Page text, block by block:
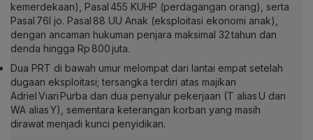
kemerdekaan), Pasal 455 KUHP (perdagangan orang), serta
Pasal 76I jo. Pasal 88 UU Anak (eksploitasi ekonomi anak),
dengan ancaman hukuman penjara maksimal 32 tahun dan
denda hingga Rp 800 juta.
Dua PRT di bawah umur melompat dari lantai empat setelah
dugaan eksploitasi; tersangka terdiri atas majikan
Adriel Viari Purba dan dua penyalur pekerjaan (T alias U dan
WA alias Y), sementara keterangan korban yang masih
dirawat menjadi kunci penyidikan.